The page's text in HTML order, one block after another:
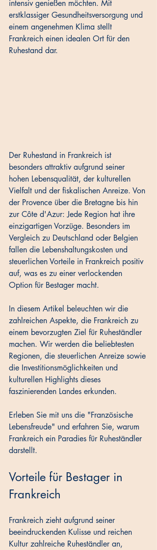
intensiv genießen möchten. Mit
erstklassiger Gesundheitsversorgung und
einem angenehmen Klima stellt
Frankreich einen idealen Ort für den
Ruhestand dar.
Der Ruhestand in Frankreich ist
besonders attraktiv aufgrund seiner
hohen Lebensqualität, der kulturellen
Vielfalt und der fiskalischen Anreize. Von
der Provence über die Bretagne bis hin
zur Côte d'Azur: Jede Region hat ihre
einzigartigen Vorzüge. Besonders im
Vergleich zu Deutschland oder Belgien
fallen die Lebenshaltungskosten und
steuerlichen Vorteile in Frankreich positiv
auf, was es zu einer verlockenden
Option für Bestager macht.
In diesem Artikel beleuchten wir die
zahlreichen Aspekte, die Frankreich zu
einem bevorzugten Ziel für Ruheständler
machen. Wir werden die beliebtesten
Regionen, die steuerlichen Anreize sowie
die Investitionsmöglichkeiten und
kulturellen Highlights dieses
faszinierenden Landes erkunden.
Erleben Sie mit uns die "Französische
Lebensfreude" und erfahren Sie, warum
Frankreich ein Paradies für Ruheständler
darstellt.
Vorteile für Bestager in
Frankreich
Frankreich zieht aufgrund seiner
beeindruckenden Kulisse und reichen
Kultur zahlreiche Ruheständler an,